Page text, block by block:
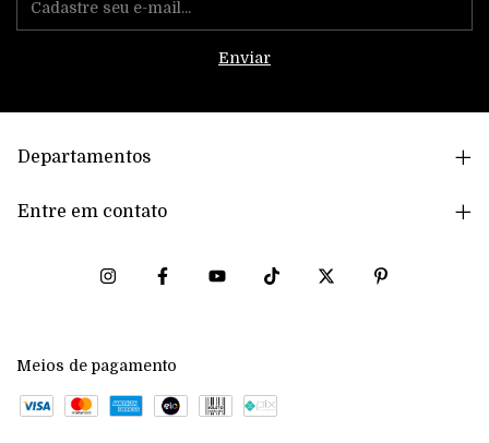
Departamentos
Entre em contato
Meios de pagamento